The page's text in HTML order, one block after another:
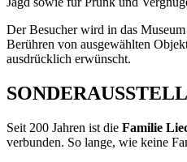
Der Besucher wird in das
Berühren von ausgewählten
ausdrücklich erwünscht.
Seit 200 Jahren ist die Familie
verbunden. So lange, wie keine